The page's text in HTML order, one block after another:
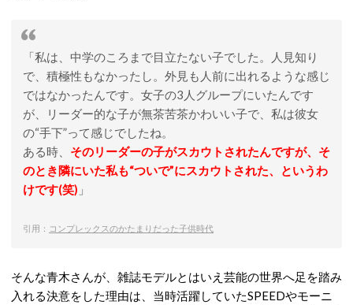
「私は、中学のころまで目立たない子でした。人見知り
で、積極性もなかったし。外見も人前に出れるような感じ
ではなかったんです。女子の3人グループにいたんです
が、リーダー的な子が無茶苦茶かわいい子で、私は彼女
の“手下”って感じでしたね。
ある時、 そのリーダーの子がスカウトされたんですが、そ
のとき隣にいた私も“ついで”にスカウトされた、というわ
けです(笑) 」
引用： コンプレックスのかたまりだった子供時代
そんな青木さんが、雑誌モデルとはいえ芸能の世界へ足を踏み
入れる決意をした理由は、当時活躍していたSPEEDやモーニ